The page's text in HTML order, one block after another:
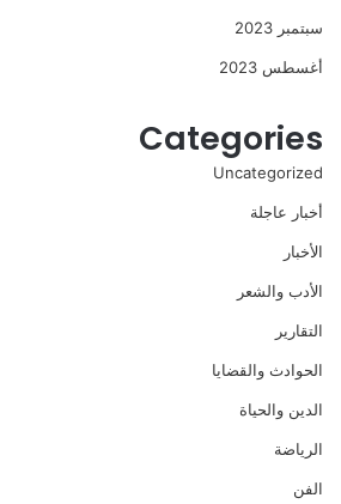
سبتمبر 2023
أغسطس 2023
Categories
Uncategorized
أخبار عاجلة
الأخبار
الأدب والشعر
التقارير
الحوادث والقضايا
الدين والحياة
الرياضة
الفن